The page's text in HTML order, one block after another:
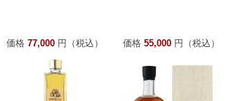
価格 77,000 円（税込） 価格 55,000 円（税込）